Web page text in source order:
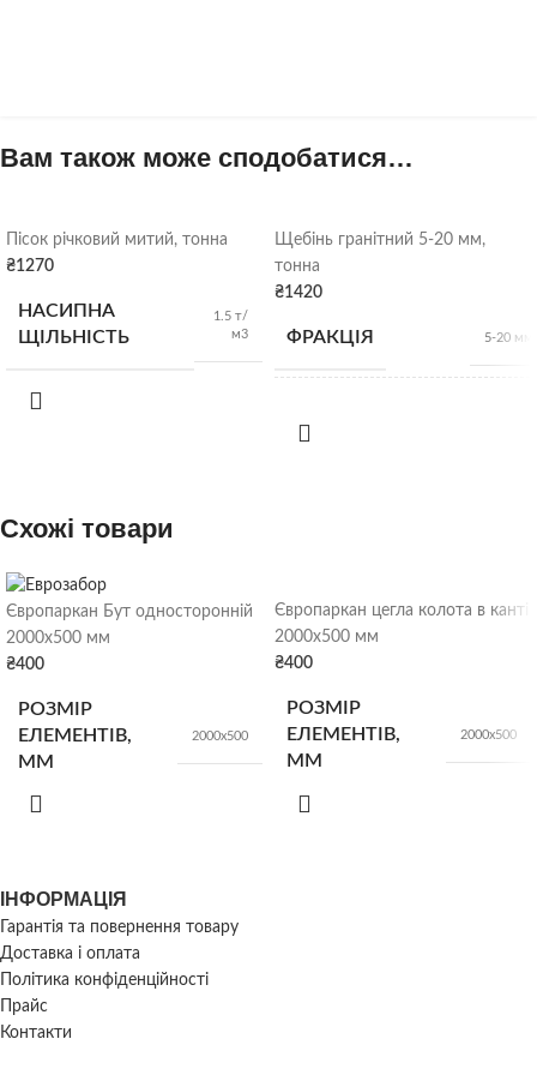
Вам також може сподобатися…
Пісок річковий митий, тонна
₴1270
НАСИПНА
ЩІЛЬНІСТЬ
1.5 т/
м3
Щебінь гранітний 5-20 мм,
тонна
₴1420
ФРАКЦІЯ 5-20 мм
ЩІЛЬНІСТЬ
ВІДВАНТАЖЕННЯ
насипом
Схожі товари
Європаркан Бут односторонній
2000х500 мм
₴400
РОЗМІР
ЕЛЕМЕНТІВ,
ММ
2000х500
Європаркан цегла колота в канті
2000х500 мм
₴400
РОЗМІР
ЕЛЕМЕНТІВ,
ММ
2000х500
ІНФОРМАЦІЯ
Гарантія та повернення товару
Доставка і оплата
Політика конфіденційності
Прайс
Контакти